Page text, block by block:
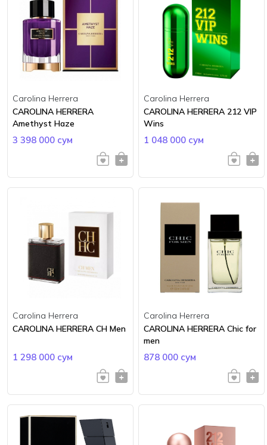
Carolina Herrera
CAROLINA HERRERA
Amethyst Haze
3 398 000 сум
Carolina Herrera
CAROLINA HERRERA 212 VIP
Wins
1 048 000 сум
Carolina Herrera
CAROLINA HERRERA CH Men
1 298 000 сум
Carolina Herrera
CAROLINA HERRERA Chic for
men
878 000 сум